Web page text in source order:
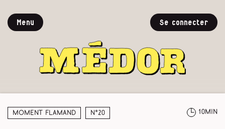
Menu Se connecter
Moment Flamand N°20 10min